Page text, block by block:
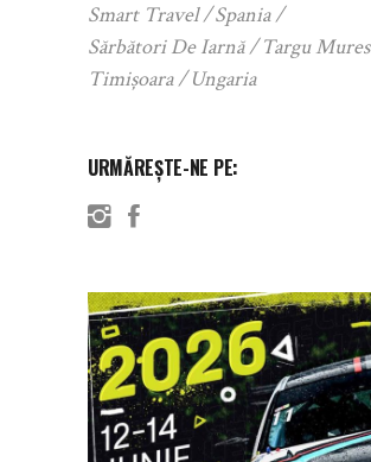
Smart Travel
Spania
Sărbători De Iarnă
Targu Mures
Timișoara
Ungaria
URMĂREȘTE-NE PE: